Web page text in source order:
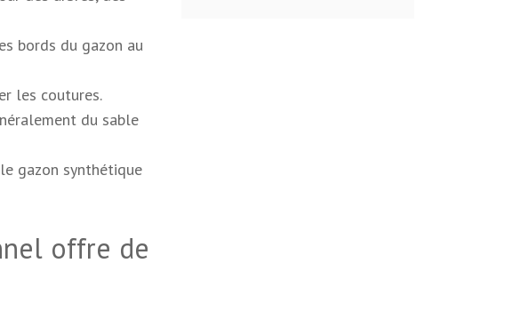
bords du gazon au
les coutures.
du sable
gazon synthétique
offre de